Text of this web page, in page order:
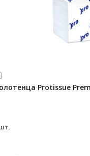
Protissue Premium